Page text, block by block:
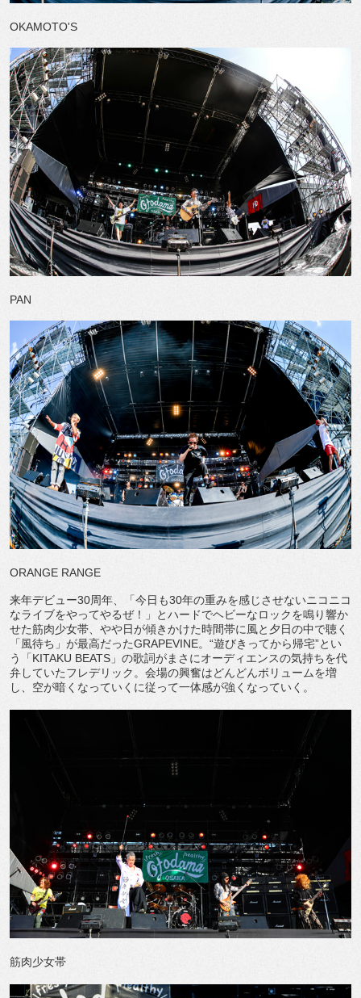
OKAMOTO'S
PAN
ORANGE RANGE
来年デビュー30周年、「今日も30年の重みを感じさせないニコニコ
なライブをやってやるぜ！」とハードでヘビーなロックを鳴り響か
せた筋肉少女帯、やや日が傾きかけた時間帯に風と夕日の中で聴く
「風待ち」が最高だったGRAPEVINE。“遊びきってから帰宅”とい
う「KITAKU BEATS」の歌詞がまさにオーディエンスの気持ちを代
弁していたフレデリック。会場の興奮はどんどんボリュームを増
し、空が暗くなっていくに従って一体感が強くなっていく。
筋肉少女帯